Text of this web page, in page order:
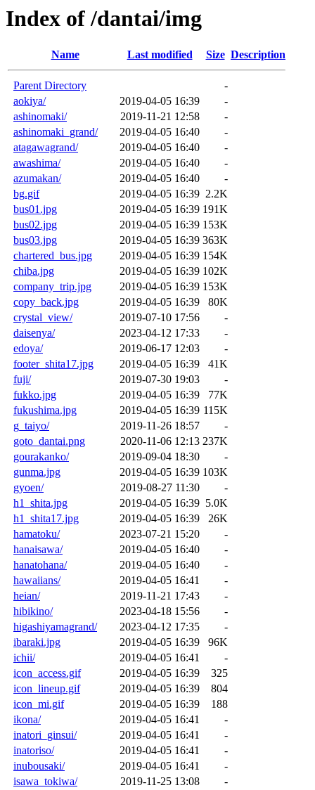
Index of /dantai/img
Name Last modified Size Description
Parent Directory
-
aokiya/
2019-04-05 16:39
-
ashinomaki/
2019-11-21 12:58
-
ashinomaki_grand/
2019-04-05 16:40
-
atagawagrand/
2019-04-05 16:40
-
awashima/
2019-04-05 16:40
-
azumakan/
2019-04-05 16:40
-
bg.gif
2019-04-05 16:39 2.2K
bus01.jpg
2019-04-05 16:39 191K
bus02.jpg
2019-04-05 16:39 153K
bus03.jpg
2019-04-05 16:39 363K
chartered_bus.jpg
2019-04-05 16:39 154K
chiba.jpg
2019-04-05 16:39 102K
company_trip.jpg
2019-04-05 16:39 153K
copy_back.jpg
2019-04-05 16:39
80K
crystal_view/
2019-07-10 17:56
-
daisenya/
2023-04-12 17:33
-
edoya/
2019-06-17 12:03
-
footer_shita17.jpg
2019-04-05 16:39
41K
fuji/
2019-07-30 19:03
-
fukko.jpg
2019-04-05 16:39
77K
fukushima.jpg
2019-04-05 16:39 115K
g_taiyo/
2019-11-26 18:57
-
goto_dantai.png
2020-11-06 12:13 237K
gourakanko/
2019-09-04 18:30
-
gunma.jpg
2019-04-05 16:39 103K
gyoen/
2019-08-27 11:30
-
h1_shita.jpg
2019-04-05 16:39 5.0K
h1_shita17.jpg
2019-04-05 16:39
26K
hamatoku/
2023-07-21 15:20
-
hanaisawa/
2019-04-05 16:40
-
hanatohana/
2019-04-05 16:40
-
hawaiians/
2019-04-05 16:41
-
heian/
2019-11-21 17:43
-
hibikino/
2023-04-18 15:56
-
higashiyamagrand/
2023-04-12 17:35
-
ibaraki.jpg
2019-04-05 16:39
96K
ichii/
2019-04-05 16:41
-
icon_access.gif
2019-04-05 16:39
325
icon_lineup.gif
2019-04-05 16:39
804
icon_mi.gif
2019-04-05 16:39
188
ikona/
2019-04-05 16:41
-
inatori_ginsui/
2019-04-05 16:41
-
inatoriso/
2019-04-05 16:41
-
inubousaki/
2019-04-05 16:41
-
isawa_tokiwa/
2019-11-25 13:08
-